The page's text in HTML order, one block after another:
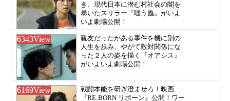
き、現代日本に潜む村社会の闇を
暴いたスリラー『嗤う蟲』がいよ
いよ劇場公開！
6343View
親友だったがある事件を機に別の
人生を歩み、やがて敵対関係にな
った２人の姿を描く『オアシス』
がいよいよ劇場公開！
6169View
戦闘本能を研ぎ澄ませろ！映画
『RE:BORN リボーン』公開！ワー